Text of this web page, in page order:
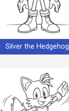
Silver the Hedgehog